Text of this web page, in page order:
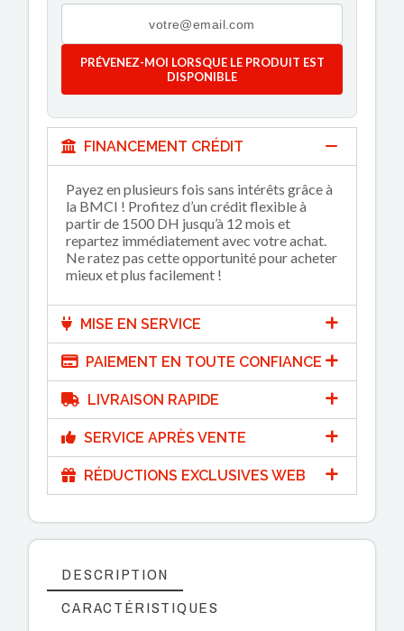
PRÉVENEZ-MOI LORSQUE LE PRODUIT EST
DISPONIBLE
FINANCEMENT CRÉDIT
Payez en plusieurs fois sans intérêts grâce à
la BMCI ! Profitez d’un crédit flexible à
partir de 1500 DH jusqu’à 12 mois et
repartez immédiatement avec votre achat.
Ne ratez pas cette opportunité pour acheter
mieux et plus facilement !
MISE EN SERVICE
PAIEMENT EN TOUTE CONFIANCE
LIVRAISON RAPIDE
SERVICE APRÈS VENTE
RÉDUCTIONS EXCLUSIVES WEB
DESCRIPTION
CARACTÉRISTIQUES